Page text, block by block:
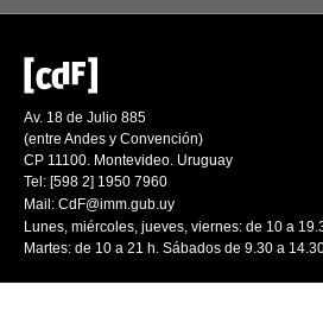
Av. 18 de Julio 885
(entre Andes y Convención)
CP 11100. Montevideo. Uruguay
Tel: [598 2] 1950 7960
Mail: CdF@imm.gub.uy
Lunes, miércoles, jueves, viernes: de 10 a
Martes: de 10 a 21 h. Sábados de 9.30 a